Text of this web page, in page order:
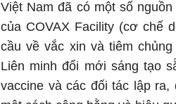
Việt Nam đã có một số
của COVAX Facility (cơ chế
cầu về vắc xin và tiêm
Liên minh đổi mới sáng tạo
vaccine và các đối tác lập